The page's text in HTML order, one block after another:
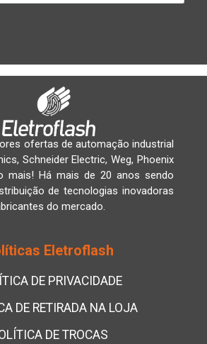
ofertas de automação industrial
Schneider Electric, Weg, Phoenix
mais! Há mais de 20 anos sendo
de tecnologias inovadoras
do mercado.
Eletroflash
DE PRIVACIDADE
DE RETIRADA NA LOJA
DE TROCAS